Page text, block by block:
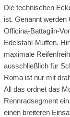
Die technischen
ist. Genannt
Officina-Battaglin-
Edelstahl-Muffen.
maximale
ausschließlich für
Roma ist nur mit
All das ordnet das
Rennradsegment
einen breiteren